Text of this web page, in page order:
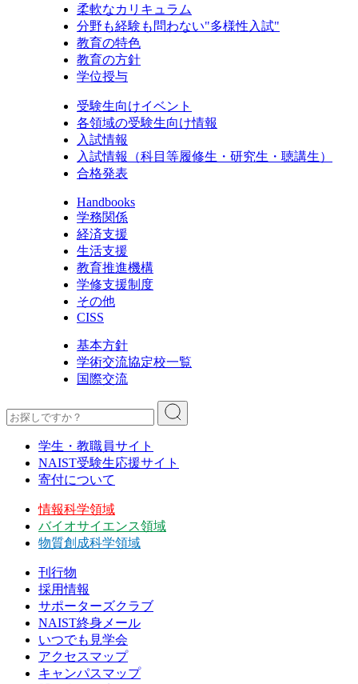
柔軟なカリキュラム
分野も経験も問わない"多様性入試"
教育の特色
教育の方針
学位授与
受験生向けイベント
各領域の受験生向け情報
入試情報
入試情報（科目等履修生・研究生・聴講生）
合格発表
Handbooks
学務関係
経済支援
生活支援
教育推進機構
学修支援制度
その他
CISS
基本方針
学術交流協定校一覧
国際交流
学生・教職員サイト
NAIST受験生応援サイト
寄付について
情報科学領域
バイオサイエンス領域
物質創成科学領域
刊行物
採用情報
サポーターズクラブ
NAIST終身メール
いつでも見学会
アクセスマップ
キャンパスマップ